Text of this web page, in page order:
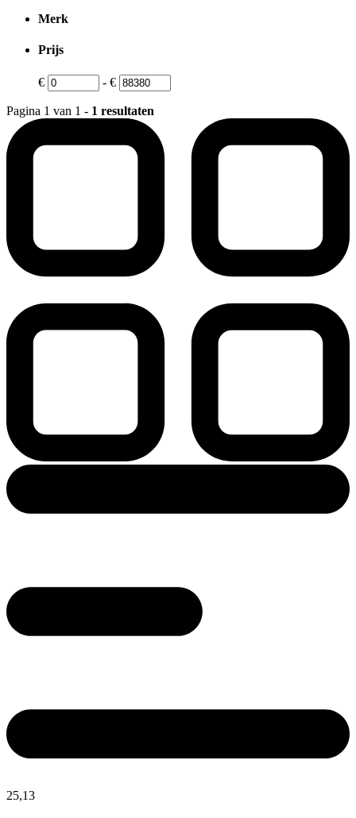
Merk
Prijs
€ - €
Pagina 1 van 1 - 1 resultaten
25,13